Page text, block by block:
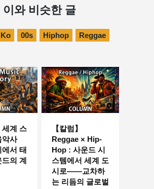
이와 비슷한 글
Ko 00s Hiphop Reggae
세계 스
악사
서 태
의 계
【칼럼】
Reggae × Hip-
Hop : 사운드 시
스템에서 세계 도
시로——교차하
는 리듬의 글로벌